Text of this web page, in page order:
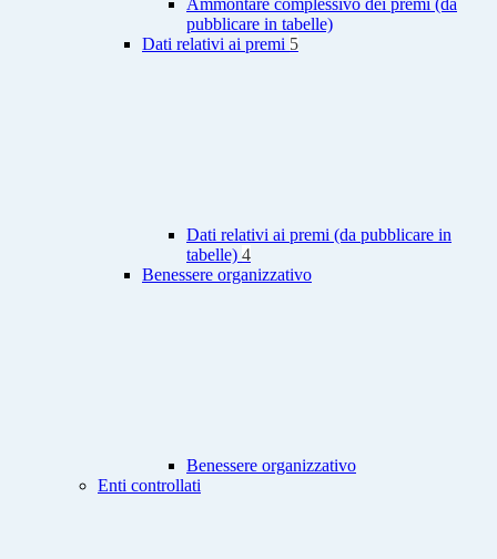
Ammontare complessivo dei premi (da
pubblicare in tabelle)
Dati relativi ai premi 5
Dati relativi ai premi (da pubblicare in
tabelle) 4
Benessere organizzativo
Benessere organizzativo
Enti controllati